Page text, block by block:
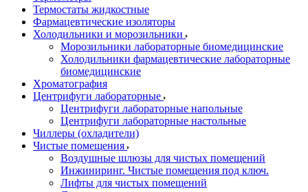
Термостаты жидкостные
Фармацевтические изоляторы
Холодильники и морозильники
Морозильники лабораторные биомедицинские
Холодильники фармацевтические лабораторные
биомедицинские
Хроматография
Центрифуги лабораторные
Центрифуги лабораторные напольные
Центрифуги лабораторные настольные
Чиллеры (охладители)
Чистые помещения
Воздушные шлюзы для чистых помещений
Инжиниринг. Чистые помещения под ключ.
Лифты для чистых помещений